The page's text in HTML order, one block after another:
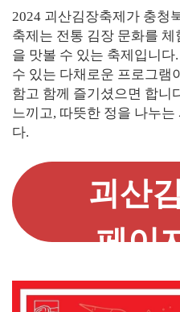
2024 괴산김장축제가 충청
축제는 전통 김장 문화를
을 맛볼 수 있는 축제입니
수 있는 다채로운 프로그램
함고 함께 즐기셨으면 합니
느끼고, 따뜻한 정을 나누
다.
괴산
페이